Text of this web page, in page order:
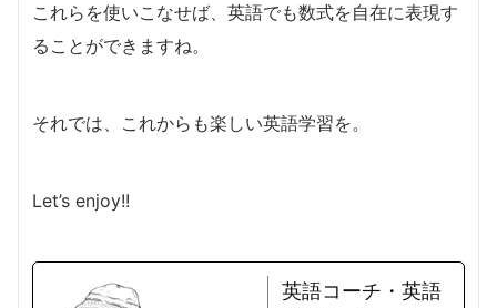
これらを使いこなせば、英語でも数式を自在に表現す
ることができますね。
それでは、これからも楽しい英語学習を。
Let’s enjoy!!
英語コーチ・英語